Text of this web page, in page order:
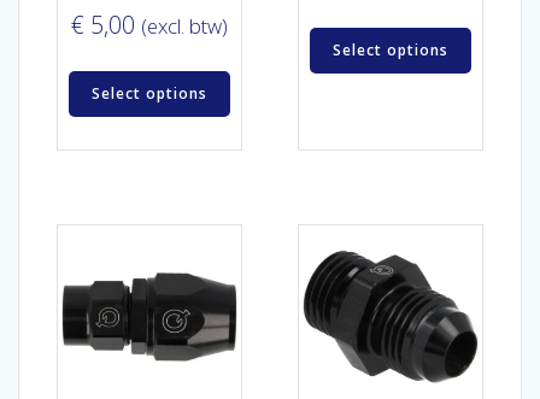
€ 5,00 (excl. btw)
Select options
Select options